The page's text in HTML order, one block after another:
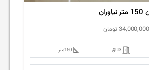
تومان
3اتاق 150متر